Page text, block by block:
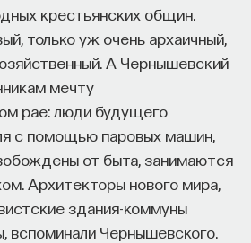
крестьянских общин.
только уж очень архаичный,
А Чернышевский
мечту
рае: люди будущего
с помощью паровых машин,
от быта, занимаются
Архитекторы нового мира,
здания-коммуны
вспоминали Чернышевского.
старше, чем может
выдает задание,
его нейросети, а потом
текст, это лишь делает
уж неустранимой.
схема, в которой
то рассказал, студент что-то
пересказать это
не оставляет места для